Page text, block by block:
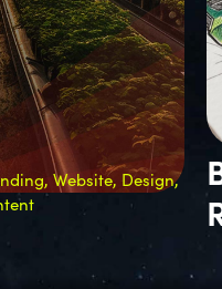
Concept & Design,
Autobestickering